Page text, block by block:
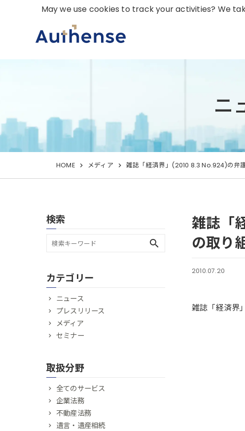
ニ
HOME メディア 雑誌「経済界」(2010 8.3 No.924)の弁
雑誌「
の取り
2010.07.20
雑誌「経済界
検索
search
カテゴリー
ニュース
プレスリリース
メディア
セミナー
取扱分野
全てのサービス
企業法務
不動産法務
遺言・遺産相続
May we use cookies to track your activities? We